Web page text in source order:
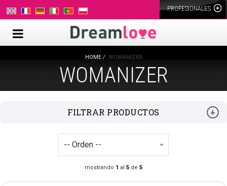
PROFESIONALES
HOME WOMANIZER
WOMANIZER
FILTRAR PRODUCTOS
mostrando 1 al 5 de 5